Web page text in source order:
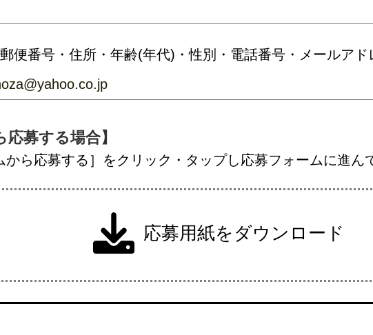
便番号・住所・年齢(年代)・性別・電話番号・メールア
応募する場合】
から応募する］をクリック・タップし応募フォームに進ん
応募用紙をダウンロード